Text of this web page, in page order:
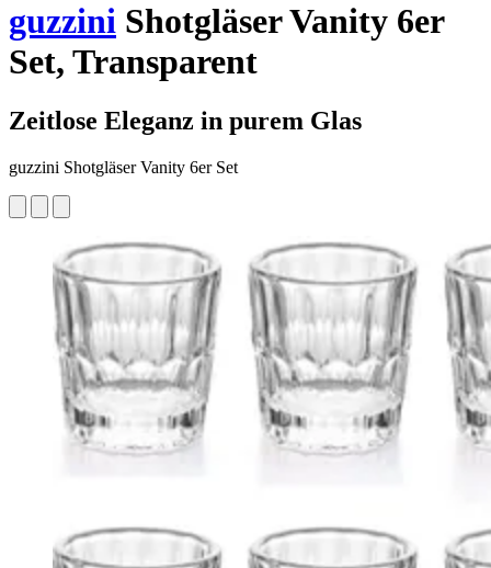
guzzini Shotgläser Vanity 6er
Set, Transparent
Zeitlose Eleganz in purem Glas
guzzini Shotgläser Vanity 6er Set